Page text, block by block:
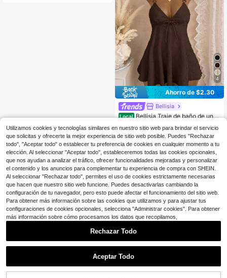
4
Ahorro de $2.30
Bellisia
Local Bellisia Traje de baño de una
delantero con lazo y cuentas, estilo
dulce de fiesta de playa para vacac
iones, para mujer
$21.19 -10%
Utilizamos cookies y tecnologías similares en nuestro sitio web para brindar el servicio
que solicitas y ofrecerte la mejor experiencia de sitio web posible. Puedes "Rechazar
todo", "Aceptar todo" o establecer tu preferencia de cookies en cualquier momento a tu
elección. Al seleccionar "Aceptar todo", estableceremos todas las cookies opcionales,
que nos ayudan a analizar el tráfico, ofrecer funcionalidades mejoradas y personalizar
el contenido y los anuncios para complementar tu experiencia de compra con SHEIN.
Al seleccionar "Rechazar todo", permites el uso de cookies estrictamente necesarias
que hacen que nuestro sitio web funcione. Puedes desactivarlas cambiando la
configuración de tu navegador, pero esto puede afectar el funcionamiento del sitio web.
Para obtener más información sobre las cookies que utilizamos y para ajustar tus
configuraciones de cookies opcionales, selecciona "Administrar cookies". Para obtener
más información sobre cómo procesamos los datos que recopilamos,
Rechazar Todo
Aceptar Todo